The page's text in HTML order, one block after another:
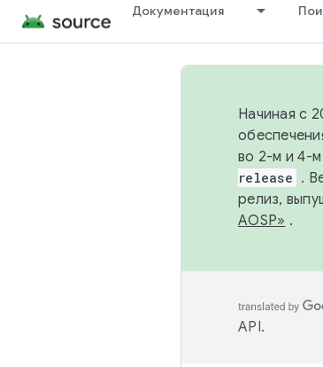
Документация
Начиная с
во 2-м и 4-м
release .
релиз,
AOSP» .
API.